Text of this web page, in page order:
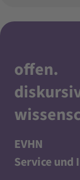
offen.
EVHN
Service und